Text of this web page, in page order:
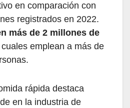
en comparación con
registrados en 2022.
más de 2 millones de
emplean a más de
rápida destaca
en la industria de